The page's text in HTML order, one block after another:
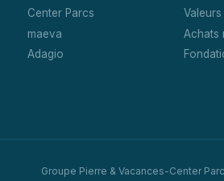
Center Parcs
maeva
Adagio
Achats
Groupe Pierre & Vacances-Center